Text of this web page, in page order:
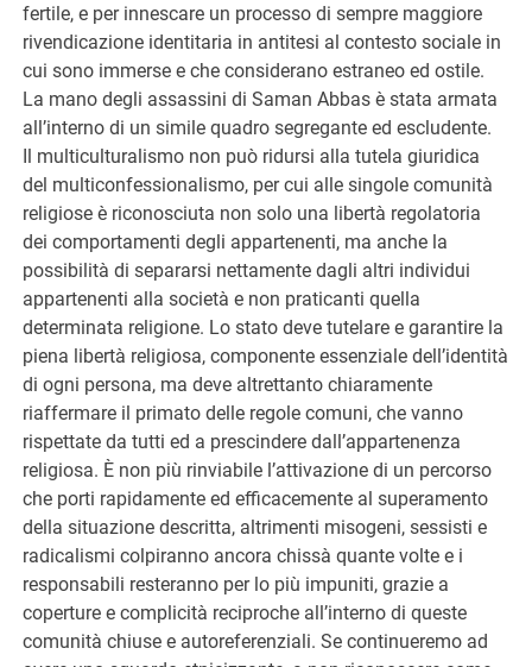
fertile, e per innescare un processo di sempre maggiore
rivendicazione identitaria in antitesi al contesto sociale in
cui sono immerse e che considerano estraneo ed ostile.
La mano degli assassini di Saman Abbas è stata armata
all’interno di un simile quadro segregante ed escludente.
Il multiculturalismo non può ridursi alla tutela giuridica
del multiconfessionalismo, per cui alle singole comunità
religiose è riconosciuta non solo una libertà regolatoria
dei comportamenti degli appartenenti, ma anche la
possibilità di separarsi nettamente dagli altri individui
appartenenti alla società e non praticanti quella
determinata religione. Lo stato deve tutelare e garantire la
piena libertà religiosa, componente essenziale dell’identità
di ogni persona, ma deve altrettanto chiaramente
riaffermare il primato delle regole comuni, che vanno
rispettate da tutti ed a prescindere dall’appartenenza
religiosa. È non più rinviabile l’attivazione di un percorso
che porti rapidamente ed efficacemente al superamento
della situazione descritta, altrimenti misogeni, sessisti e
radicalismi colpiranno ancora chissà quante volte e i
responsabili resteranno per lo più impuniti, grazie a
coperture e complicità reciproche all’interno di queste
comunità chiuse e autoreferenziali. Se continueremo ad